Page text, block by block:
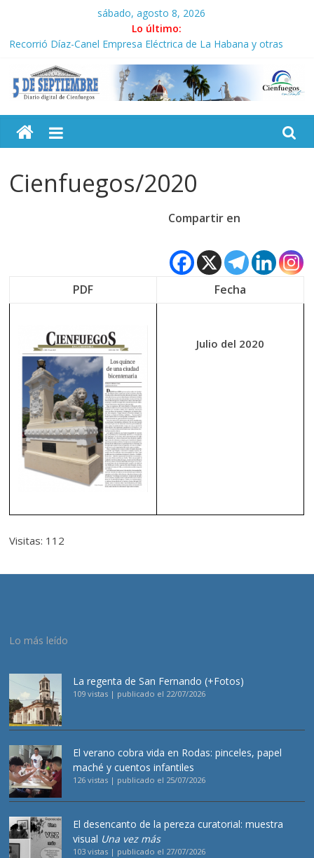
contenido
sábado, agosto 8, 2026
Lo último:
Recorrió Díaz-Canel Empresa Eléctrica de La Habana y otras
Fidel, la Feria del Libro y el legado editorial cubano
Premian a estudiantes cubanos en certamen de ballet en
Sudáfrica
El pulso de la noche opacado por el alcohol
5
Septiembre
Diario
Cienfuegos/2020
Compartir en
PDF Fecha
Julio del 2020
Visitas: 112
Lo más leído
La regenta de San Fernando (+Fotos)
109 vistas | publicado el 22/07/2026
El verano cobra vida en Rodas: pinceles, papel
maché y cuentos infantiles
126 vistas | publicado el 25/07/2026
El desencanto de la pereza curatorial: muestra
visual Una vez más
103 vistas | publicado el 27/07/2026